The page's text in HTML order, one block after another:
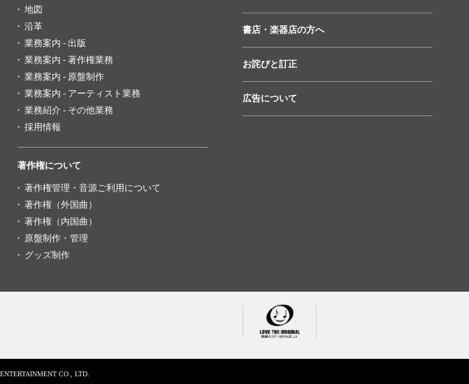
地図
沿革
業務案内 - 出版
業務案内 - 著作権業務
業務案内 - 原盤制作
業務案内 - アーティスト業務
業務紹介 - その他業務
採用情報
著作権について
著作権管理・音源ご利用について
著作権（外国曲）
著作権（内国曲）
原盤制作・管理
グッズ制作
書店・楽器店の方へ
お詫びと訂正
広告について
CO., LTD.